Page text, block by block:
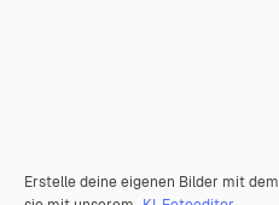
Erstelle deine eigenen Bilder mit dem